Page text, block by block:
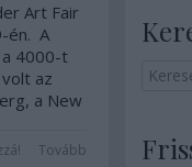
Art Fair
én. A
4000-t
az
a New
Tovább